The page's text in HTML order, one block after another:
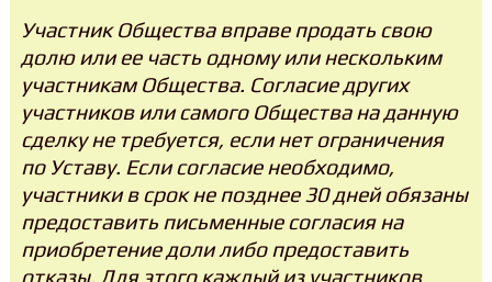
Участник Общества вправе продать свою
долю или ее часть одному или нескольким
участникам Общества. Согласие других
участников или самого Общества на данную
сделку не требуется, если нет ограничения
по Уставу. Если согласие необходимо,
участники в срок не позднее 30 дней обязаны
предоставить письменные согласия на
приобретение доли либо предоставить
отказы. Для этого каждый из участников